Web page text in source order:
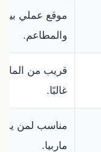
موقع عملي
والمطاعم.
قريب من
غالبًا.
مناسب لمن
ماربيا.